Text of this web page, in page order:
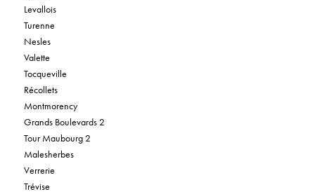
Levallois
Turenne
Nesles
Valette
Tocqueville
Récollets
Montmorency
Grands Boulevards 2
Tour Maubourg 2
Malesherbes
Verrerie
Trévise